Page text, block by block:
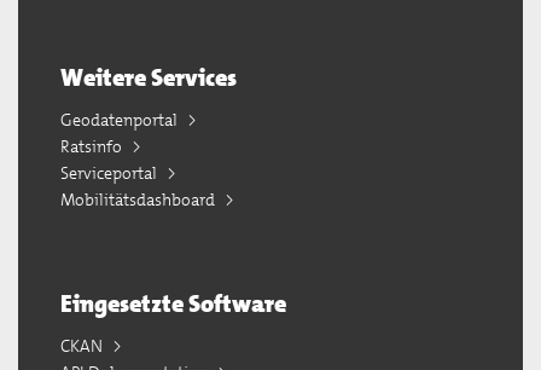
Weitere Services
Geodatenportal
Ratsinfo
Serviceportal
Mobilitätsdashboard
Eingesetzte Software
CKAN